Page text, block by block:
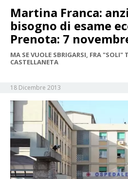
Martina Franca:
bisogno di esame
Prenota: 7
MA SE VUOLE SBRIGARSI, FRA "SOLI"
CASTELLANETA
18 Dicembre 2013